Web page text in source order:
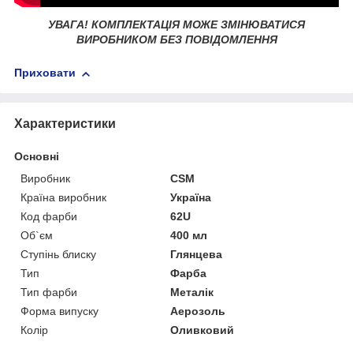
УВАГА! КОМПЛЕКТАЦІЯ МОЖЕ ЗМІНЮВАТИСЯ
ВИРОБНИКОМ БЕЗ ПОВІДОМЛЕННЯ
Приховати
Характеристики
Основні
Виробник
CSM
Країна виробник
Україна
Код фарби
62U
Об`єм
400 мл
Ступінь блиску
Глянцева
Тип
Фарба
Тип фарби
Металік
Форма випуску
Аерозоль
Колір
Оливковий